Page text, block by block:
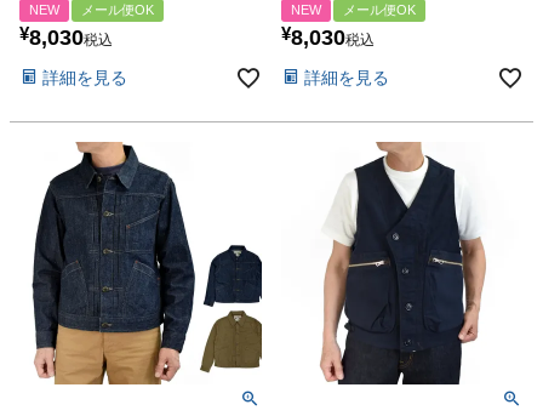
NEW メール便OK
¥8,030税込
詳細を見る
NEW メール便OK
¥8,030税込
詳細を見る